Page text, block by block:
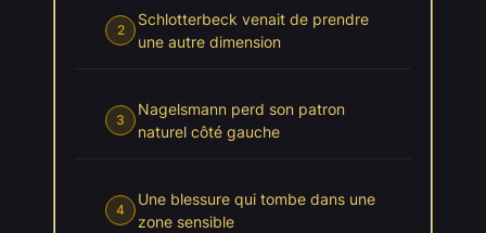
2
Schlotterbeck venait de prendre
une autre dimension
3
Nagelsmann perd son patron
naturel côté gauche
4
Une blessure qui tombe dans une
zone sensible